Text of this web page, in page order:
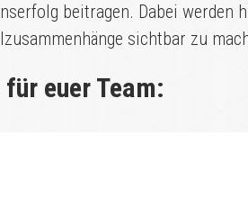
beitragen. Dabei
sichtbar zu
euer Team: